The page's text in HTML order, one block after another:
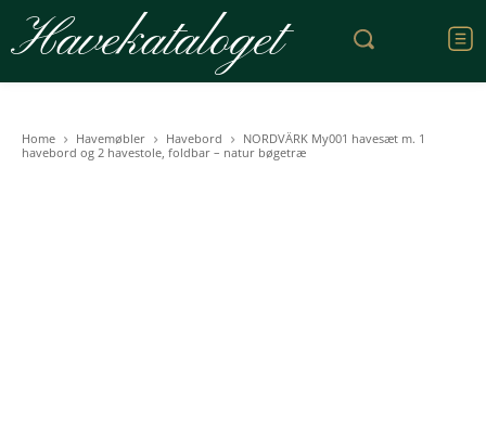
Havekataloget
Home Havemøbler Havebord
NORDVÄRK My001 havesæt m. 1
havebord og 2 havestole, foldbar – natur bøgetræ